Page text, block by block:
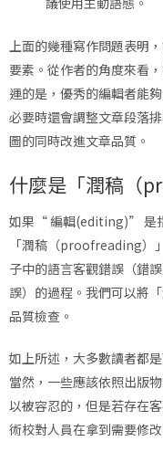
上面的幾種寫作問題表明
要素。從作者的角度來看
運的是，優秀的編輯者能
必要時還會調整文章段落
圖的同時改進文章品質。
什麼是「潤稿（
如果“ 編輯(editing)” 是
「潤稿（proofreading）
子中的語言客觀錯誤（錯
誤）的過程。我們可以將
品質檢查。
如上所述，大多數讀者都
當然，一些應該依照出版
以被容忍的，但是若存在
術校對人員在拿到需要修